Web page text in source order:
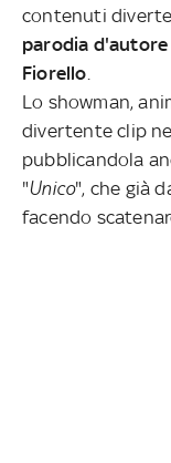
contenuti
parodia
Fiorello
Lo showman,
divertente clip
pubblicandola
"Unico", che già
facendo